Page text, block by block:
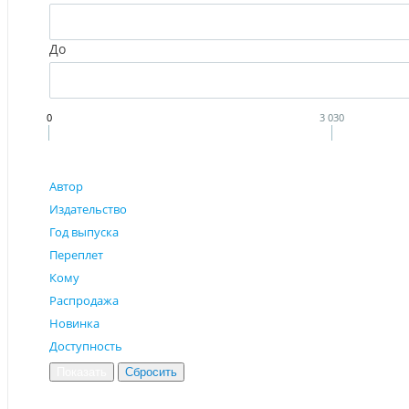
До
0 3 030
Автор
Издательство
Год выпуска
Переплет
Кому
Распродажа
Новинка
Доступность